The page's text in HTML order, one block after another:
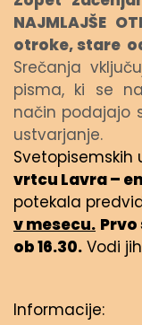
NAJMLAJŠE
otroke, stare
Srečanja
pisma, ki se
način podajajo
ustvarjanje.
Svetopisemskih
vrtcu Lavra –
potekala
v mesecu. Prvo
ob 16.30. Vodi
Informacije: